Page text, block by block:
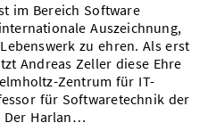
im Bereich Software
Auszeichnung,
zu ehren. Als erst
Andreas Zeller diese Ehre
Zentrum für IT-
für Softwaretechnik der
Der Harlan…